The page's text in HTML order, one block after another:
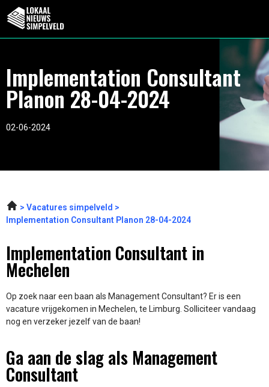
Implementation Consultant
Planon 28-04-2024
02-06-2024
Vacatures simpelveld
Implementation Consultant Planon 28-04-2024
Implementation Consultant in
Mechelen
Op zoek naar een baan als Management Consultant? Er is een
vacature vrijgekomen in Mechelen, te Limburg. Solliciteer vandaag
nog en verzeker jezelf van de baan!
Ga aan de slag als Management
Consultant